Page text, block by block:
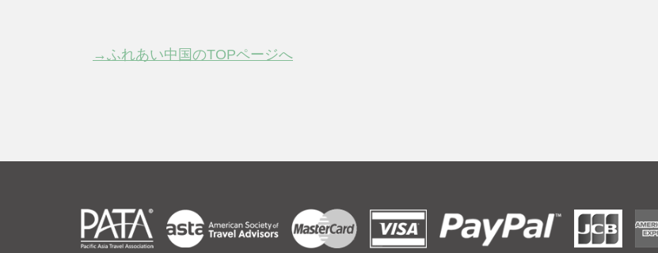
→ふれあい中国のTOPページへ